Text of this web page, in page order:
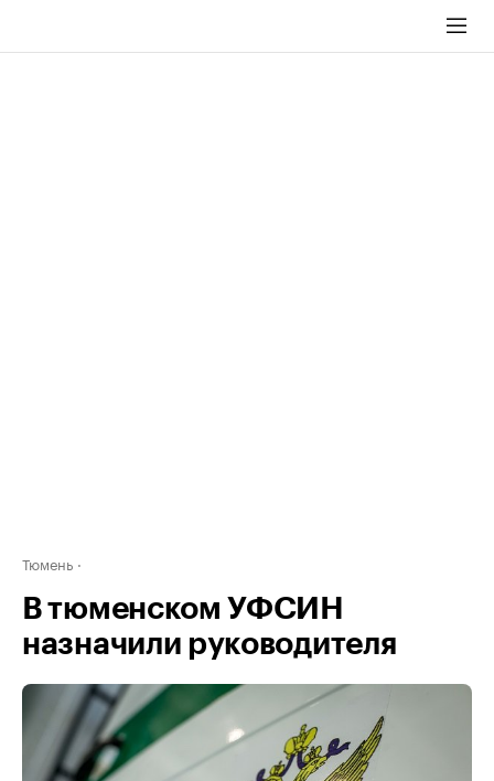
Тюмень
В тюменском УФСИН
назначили руководителя